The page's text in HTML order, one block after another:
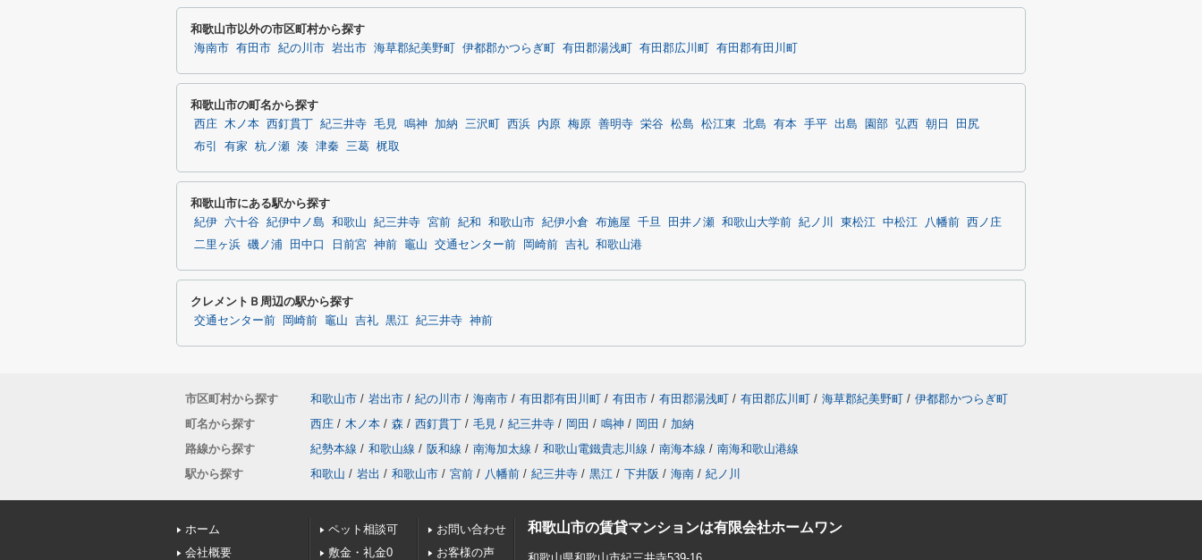
和歌山市以外の市区町村から探す
海南市 有田市 紀の川市 岩出市 海草郡紀美野町 伊都郡かつらぎ町 有田郡湯浅町 有田郡広川町 有田郡有田川町
和歌山市の町名から探す
西庄 木ノ本 西釘貫丁 紀三井寺 毛見 鳴神 加納 三沢町 西浜 内原 梅原 善明寺 栄谷 松島 松江東 北島 有本 手平 出島 園部 弘西 朝日
田尻
布引
有家 杭ノ瀬 湊 津秦 三葛 梶取
和歌山市にある駅から探す
紀伊 六十谷 紀伊中ノ島 和歌山 紀三井寺 宮前 紀和 和歌山市 紀伊小倉 布施屋 千旦 田井ノ瀬 和歌山大学前 紀ノ川 東松江 中松江 八幡前
西ノ庄
二里ヶ浜 磯ノ浦 田中口 日前宮 神前 竈山 交通センター前 岡崎前 吉礼 和歌山港
クレメントＢ周辺の駅から探す
交通センター前 岡崎前 竈山 吉礼 黒江 紀三井寺 神前
市区町村から探す 和歌山市 / 岩出市 / 紀の川市 / 海南市 / 有田郡有田川町 / 有田市 / 有田郡湯浅町 / 有田郡広川町 / 海草郡紀美野町 / 伊都郡かつらぎ町
町名から探す
西庄 / 木ノ本 / 森 / 西釘貫丁 / 毛見 / 紀三井寺 / 岡田 / 鳴神 / 岡田 / 加納
路線から探す
紀勢本線 / 和歌山線 / 阪和線 / 南海加太線 / 和歌山電鐵貴志川線 / 南海本線 / 南海和歌山港線
駅から探す
和歌山 / 岩出 / 和歌山市 / 宮前 / 八幡前 / 紀三井寺 / 黒江 / 下井阪 / 海南 / 紀ノ川
ホーム
会社概要
ペット相談可
敷金・礼金0
お問い合わせ
お客様の声
和歌山市の賃貸マンションは有限会社ホームワン